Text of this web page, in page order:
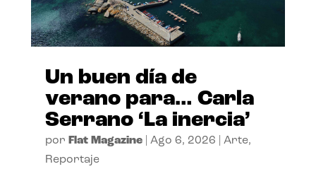
Un buen día de
verano para… Carla
Serrano ‘La inercia’
por Flat Magazine| Ago 6, 2026 Arte,
Reportaje